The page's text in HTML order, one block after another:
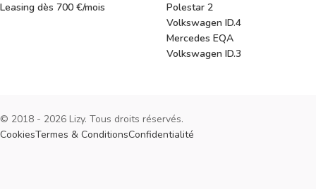
Leasing dès 700 €/mois
Polestar 2
Volkswagen ID.4
Mercedes EQA
Volkswagen ID.3
© 2018 - 2026 Lizy. Tous droits réservés.
CookiesTermes & ConditionsConfidentialité